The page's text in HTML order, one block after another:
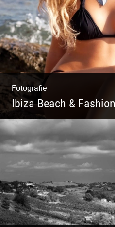
Fotografie
Ibiza Beach & Fashion
Ibiza Beach & Fashion